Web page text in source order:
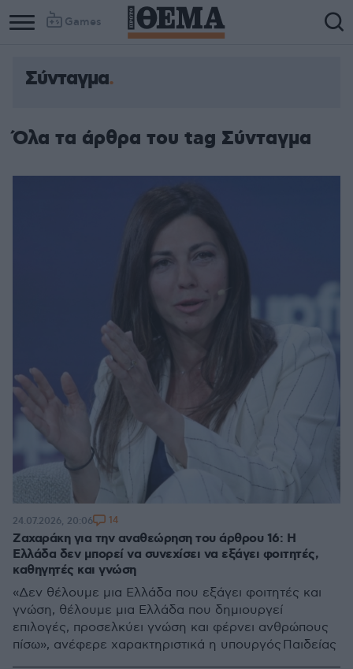
Games
Σύνταγμα
Όλα τα άρθρα του tag Σύνταγμα
Ζαχαράκη για την αναθεώρηση του άρθρου 16: Η
Ελλάδα δεν μπορεί να συνεχίσει να εξάγει φοιτητές,
καθηγητές και γνώση
«Δεν θέλουμε μια Ελλάδα που εξάγει φοιτητές και
γνώση, θέλουμε μια Ελλάδα που δημιουργεί
επιλογές, προσελκύει γνώση και φέρνει ανθρώπους
πίσω», ανέφερε χαρακτηριστικά η υπουργός Παιδείας
24.07.2026, 20:06 14